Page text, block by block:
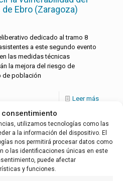
utilizamos tecnologías como las
a la información del dispositivo. El
nos permitirá procesar datos como
o las identificaciones únicas en este
puede afectar
y funciones.
Ebro (Zaragoza)
dedicado al tramo 8
a este segundo evento
las medidas técnicas
la mejora del riesgo de
de población
Leer más
Español